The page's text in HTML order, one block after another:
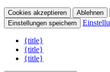
Cookies akzeptieren Ablehnen
Einstellungen speichern
{title}
{title}
{title}